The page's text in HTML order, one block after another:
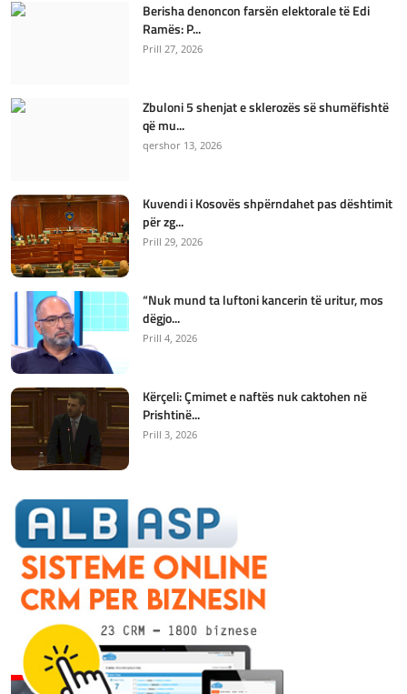
Berisha denoncon farsën elektorale të Edi
Ramës: P...
Prill 27, 2026
Zbuloni 5 shenjat e sklerozës së shumëfishtë
që mu...
qershor 13, 2026
Kuvendi i Kosovës shpërndahet pas dështimit
për zg...
Prill 29, 2026
“Nuk mund ta luftoni kancerin të uritur, mos
dëgjo...
Prill 4, 2026
Kërçeli: Çmimet e naftës nuk caktohen në
Prishtinë...
Prill 3, 2026